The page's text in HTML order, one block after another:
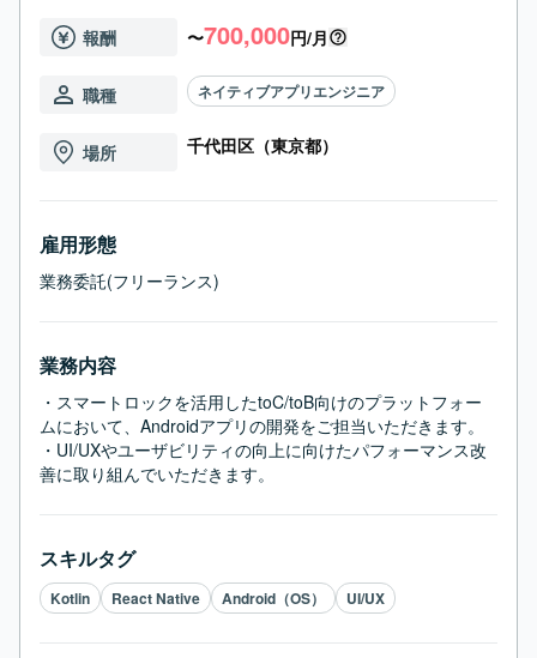
報酬 〜700,000円/月
職種 ネイティブアプリエンジニア
場所 千代田区（東京都）
雇用形態
業務委託(フリーランス)
業務内容
・スマートロックを活用したtoC/toB向けのプラットフォー
ムにおいて、Androidアプリの開発をご担当いただきます。
・UI/UXやユーザビリティの向上に向けたパフォーマンス改
善に取り組んでいただきます。
スキルタグ
Kotlin React Native Android（OS） UI/UX